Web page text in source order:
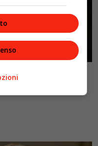
una morte
mette tutti in pericolo